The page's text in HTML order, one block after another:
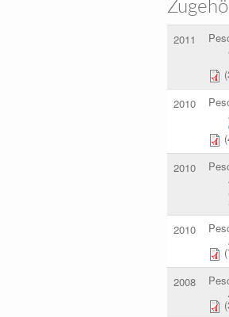
2011
2010
2010
2010
2008